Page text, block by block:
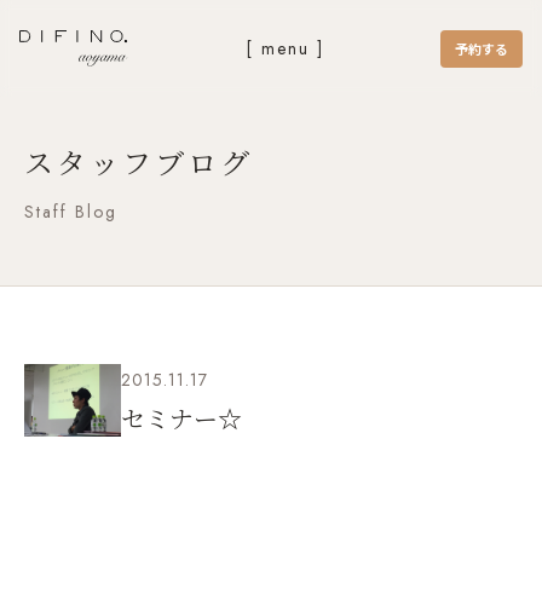
[ menu ] 予約する
スタッフブログ
Staff Blog
2015.11.17
セミナー☆